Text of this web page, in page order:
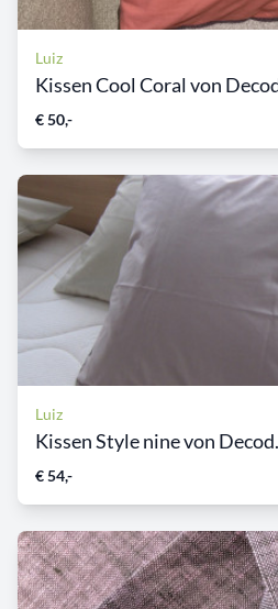
Luiz
Kissen Cool Coral von
€ 50,-
Luiz
Kissen Style nine von
€ 54,-